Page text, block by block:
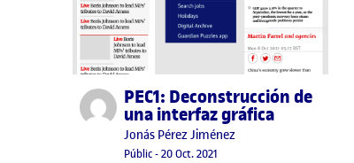
Publicat perPEC1: Deconstrucción de
una interfaz gráfica
Publicat per
Jonás Pérez Jiménez
Visibilitat:
Públic-Data de publicació
20 Oct. 2021